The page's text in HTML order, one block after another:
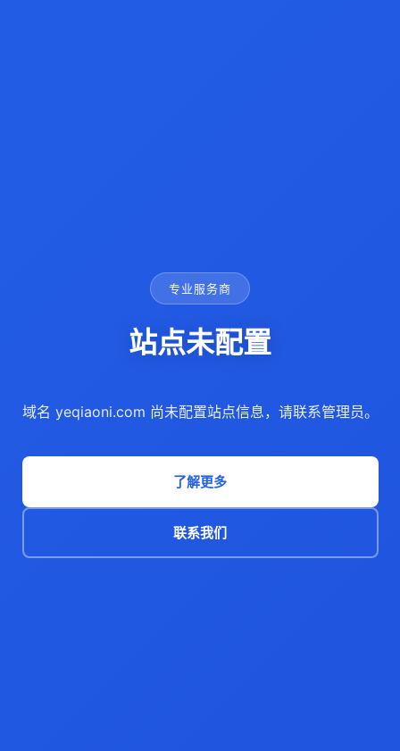
专业服务商
站点未配置
域名 yeqiaoni.com 尚未配置站点信息，请联系管理员。
了解更多
联系我们